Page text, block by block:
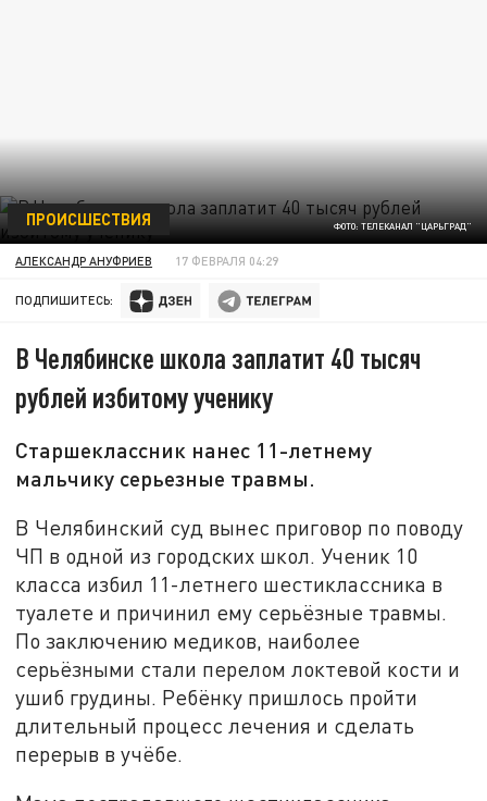
ФОТО: ТЕЛЕКАНАЛ "ЦАРЬГРАД"
ПРОИСШЕСТВИЯ
АЛЕКСАНДР АНУФРИЕВ 17 ФЕВРАЛЯ 04:29
ПОДПИШИТЕСЬ:
В Челябинске школа заплатит 40 тысяч
рублей избитому ученику
Старшеклассник нанес 11-летнему
мальчику серьезные травмы.
В Челябинский суд вынес приговор по поводу
ЧП в одной из городских школ. Ученик 10
класса избил 11-летнего шестиклассника в
туалете и причинил ему серьёзные травмы.
По заключению медиков, наиболее
серьёзными стали перелом локтевой кости и
ушиб грудины. Ребёнку пришлось пройти
длительный процесс лечения и сделать
перерыв в учёбе.